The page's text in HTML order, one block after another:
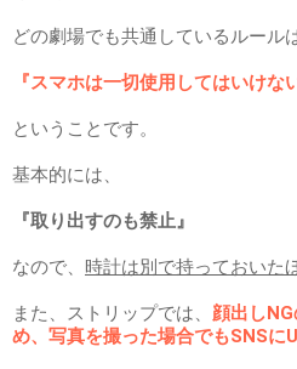
どの劇場でも共通しているルールは
『スマホは一切使用してはいけな
ということです。
基本的には、
『取り出すのも禁止』
なので、 時計は別で持っておいた
また、ストリップでは、 顔出し
め、写真を撮った場合でもSNSに